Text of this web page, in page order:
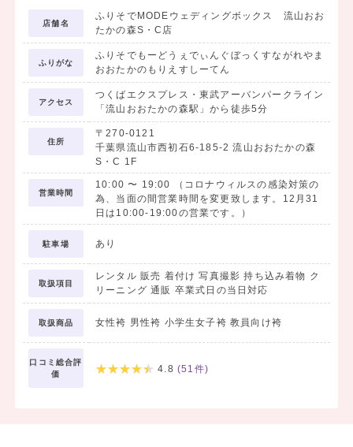
店舗名
ふりそでMODEウェディングボックス 流山おお
たかの森S・C店
ふりがな
ふりそでもーどうぇでぃんぐぼっくすながれやま
おおたかのもりえすしーてん
アクセス
つくばエクスプレス・東武アーバンパークライン
「流山おおたかの森駅」から徒歩5分
住所
〒270-0121
千葉県流山市西初石6-185-2 流山おおたかの森
S・C 1F
営業時間
10:00 〜 19:00
（コロナウィルスの感染対策の
為、当面の間営業時間を変更致します。12月31
日は10:00-19:00の営業です。）
駐車場 あり
取扱項目
レンタル 販売 着付け 写真撮影 持ち込み着物 ク
リーニング 通販 卒業式日の当日対応
取扱商品 女性袴 男性袴 小学生女子袴 教員向け袴
口コミ総合評
価
4.8 (51 件)